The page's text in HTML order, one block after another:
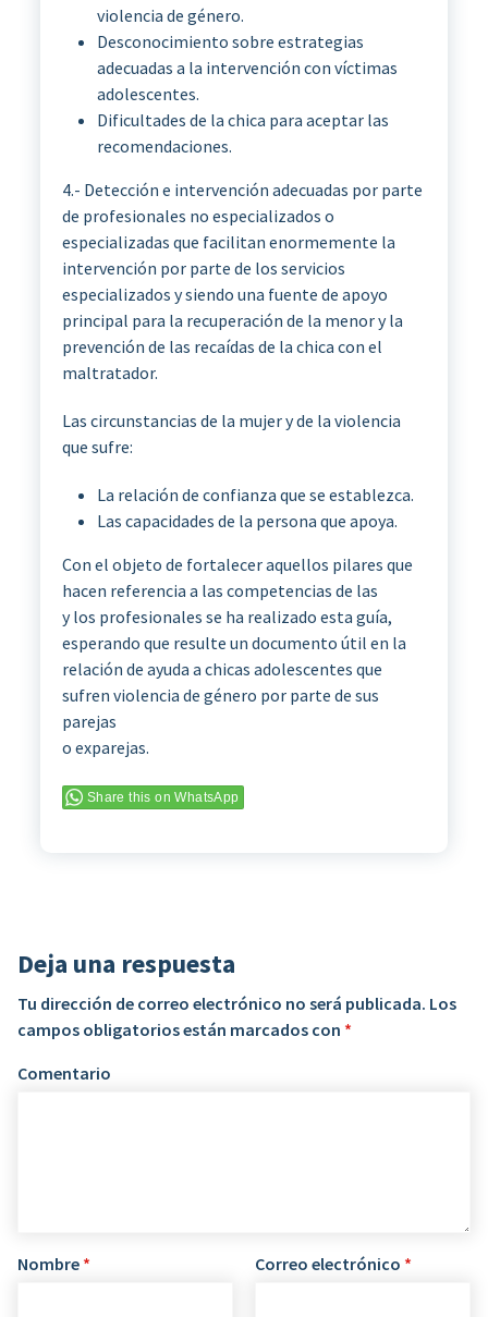
violencia de género.
Desconocimiento sobre estrategias
adecuadas a la intervención con víctimas
adolescentes.
Dificultades de la chica para aceptar las
recomendaciones.
4.- Detección e intervención adecuadas por parte
de profesionales no especializados o
especializadas que facilitan enormemente la
intervención por parte de los servicios
especializados y siendo una fuente de apoyo
principal para la recuperación de la menor y la
prevención de las recaídas de la chica con el
maltratador.
Las circunstancias de la mujer y de la violencia
que sufre:
La relación de confianza que se establezca.
Las capacidades de la persona que apoya.
Con el objeto de fortalecer aquellos pilares que
hacen referencia a las competencias de las
y los profesionales se ha realizado esta guía,
esperando que resulte un documento útil en la
relación de ayuda a chicas adolescentes que
sufren violencia de género por parte de sus
parejas
o exparejas.
Share this on WhatsApp
Deja una respuesta
Tu dirección de correo electrónico no será publicada. Los
campos obligatorios están marcados con *
Comentario
Nombre * Correo electrónico *